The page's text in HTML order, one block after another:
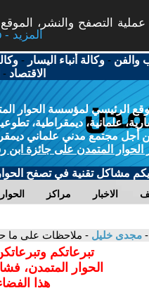
التصفح والنشر،
More info - المزيد
والفن -وكالة أنباء اليسار -
الاقتصاد -
الرئيسي لمؤسسة الحوار
علمانية، ديمقراطية،
أجل مجتمع مدني علماني
الحوار المتمدن على جائزة ابن
مشاكل تقنية في تصفح
مراكز الاخبار
- مجدى خليل - ملاحظات على ما
تبرعاتكم
الحوار المتمدن،
هذا